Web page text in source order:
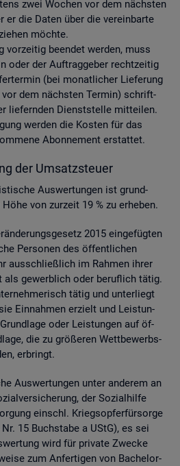
zwei Wo­chen vor dem nächs­ten
er die Daten über die ver­ein­bar­te
möch­te.
vor­zei­tig be­en­det wer­den, muss
oder der Auf­trag­ge­ber recht­zei­tig
(bei mo­nat­li­cher Lie­fe­rung
dem nächs­ten Ter­min) schrift­
lie­fern­den Dienst­stel­le mit­tei­len.
wer­den die Kos­ten für das
Abon­ne­ment er­stat­tet.
der Um­satz­steu­er
Aus­wer­tun­gen ist grund­
von zur­zeit 19 % zu er­he­ben.
2015 ein­ge­füg­ten
Per­so­nen des öf­fent­li­chen
aus­schlie­ß­lich im Rah­men ihrer
als ge­werb­lich oder be­ruf­lich tätig.
tätig und un­ter­liegt
Ein­nah­men er­zielt und Leis­tun­
oder Leis­tun­gen auf öf­
die zu grö­ße­ren Wett­be­werbs­
er­bringt.
Aus­wer­tun­gen unter an­de­rem an
der So­zi­al­hil­fe
einschl. Kriegs­op­fer­für­sor­ge
15 Buch­sta­be a UStG), es sei
wird für pri­va­te Zwe­cke
zum An­fer­ti­gen von Ba­che­lor-